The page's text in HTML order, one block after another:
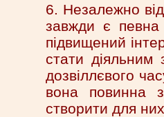
6. Незалежно від
завжди є певна
підвищений
стати діяльним
дозвіллєвого
вона повинна
створити для